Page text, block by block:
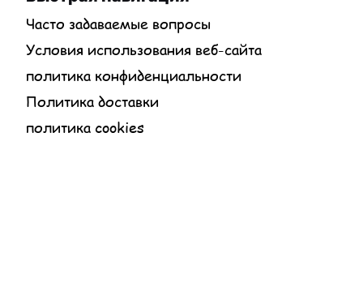
Часто задаваемые вопросы
Условия использования веб-сайта
политика конфиденциальности
Политика доставки
политика cookies